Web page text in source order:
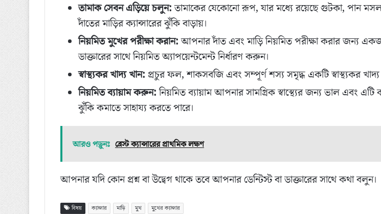
তামাক সেবন এড়িয়ে চলুন:তামাকের যেকোনো রূপ, যার মধ্যে রয়েছে গুটকা, পান
দাঁতের মাড়ির ক্যান্সারের ঝুঁকি বাড়ায়।
নিয়মিত মুখের পরীক্ষা করান:আপনার দাঁত এবং মাড়ি নিয়মিত পরীক্ষা করার জন্য
ডাক্তারের সাথে নিয়মিত অ্যাপয়েন্টমেন্ট নির্ধারণ করুন।
স্বাস্থ্যকর খাদ্য খান: প্রচুর ফল, শাকসবজি এবং সম্পূর্ণ শস্য সমৃদ্ধ একটি স্বাস্থ্যকর খাদ্য
নিয়মিত ব্যায়াম করুন:নিয়মিত ব্যায়াম আপনার সামগ্রিক স্বাস্থ্যের জন্য ভাল এবং এটি
ঝুঁকি কমাতে সাহায্য করতে পারে।
আরও পড়ুনঃ ব্রেস্ট ক্যান্সারের প্রাথমিক লক্ষণ
আপনার যদি কোন প্রশ্ন বা উদ্বেগ থাকে তবে আপনার ডেন্টিস্ট বা ডাক্তারের সাথে কথা বলুন।
বিষয় ক্যান্সার মাড়ি মুখ মুখের ক্যান্সার